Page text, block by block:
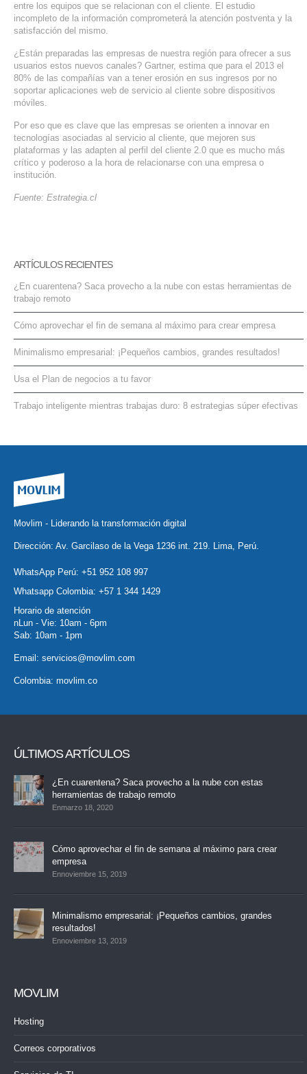
entre los equipos que se relacionan con el cliente. El estudio
incompleto de la información comprometerá la atención postventa y la
satisfacción del mismo.
¿Están preparadas las empresas de nuestra región para ofrecer a sus
usuarios estos nuevos canales? Gartner, estima que para el 2013 el
80% de las compañías van a tener erosión en sus ingresos por no
soportar aplicaciones web de servicio al cliente sobre dispositivos
móviles.
Por eso que es clave que las empresas se orienten a innovar en
tecnologías asociadas al servicio al cliente, que mejoren sus
plataformas y las adapten al perfil del cliente 2.0 que es mucho más
crítico y poderoso a la hora de relacionarse con una empresa o
institución.
Fuente: Estrategia.cl
ARTÍCULOS RECIENTES
¿En cuarentena? Saca provecho a la nube con estas herramientas de
trabajo remoto
Cómo aprovechar el fin de semana al máximo para crear empresa
Minimalismo empresarial: ¡Pequeños cambios, grandes resultados!
Usa el Plan de negocios a tu favor
Trabajo inteligente mientras trabajas duro: 8 estrategias súper efectivas
Movlim - Liderando la transformación digital
Dirección: Av. Garcilaso de la Vega 1236 int. 219. Lima, Perú.
WhatsApp Perú: +51 952 108 997
Whatsapp Colombia: +57 1 344 1429
Horario de atención
nLun - Vie: 10am - 6pm
Sab: 10am - 1pm
Email: servicios@movlim.com
Colombia: movlim.co
ÚLTIMOS ARTÍCULOS
¿En cuarentena? Saca provecho a la nube con estas
herramientas de trabajo remoto
Enmarzo 18, 2020
Cómo aprovechar el fin de semana al máximo para crear
empresa
Ennoviembre 15, 2019
Minimalismo empresarial: ¡Pequeños cambios, grandes
resultados!
Ennoviembre 13, 2019
MOVLIM
Hosting
Correos corporativos